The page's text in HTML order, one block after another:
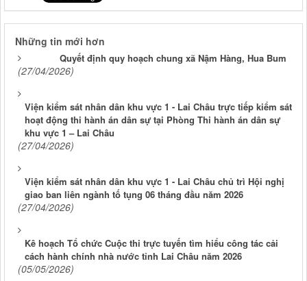
Những tin mới hơn
Quyết định quy hoạch chung xã Nậm Hàng, Hua Bum
(27/04/2026)
Viện kiểm sát nhân dân khu vực 1 - Lai Châu trực tiếp kiểm sát
hoạt động thi hành án dân sự tại Phòng Thi hành án dân sự
khu vực 1 – Lai Châu
(27/04/2026)
Viện kiểm sát nhân dân khu vực 1 - Lai Châu chủ trì Hội nghị
giao ban liên ngành tố tụng 06 tháng đầu năm 2026
(27/04/2026)
Kê hoạch Tổ chức Cuộc thi trực tuyến tìm hiểu công tác cải
cách hành chính nhà nước tỉnh Lai Châu năm 2026
(05/05/2026)